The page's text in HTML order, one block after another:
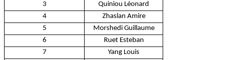
3
Quiniou Léonard
4
Zhaslan Amire
5
Morshedi Guillaume
6
Ruet Esteban
7
Yang Louis